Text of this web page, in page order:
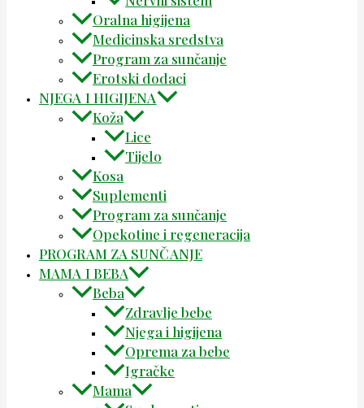
Oralna higijena
Medicinska sredstva
Program za sunčanje
Erotski dodaci
NJEGA I HIGIJENA
Koža
Lice
Tijelo
Kosa
Suplementi
Program za sunčanje
Opekotine i regeneracija
PROGRAM ZA SUNČANJE
MAMA I BEBA
Beba
Zdravlje bebe
Njega i higijena
Oprema za bebe
Igračke
Mama